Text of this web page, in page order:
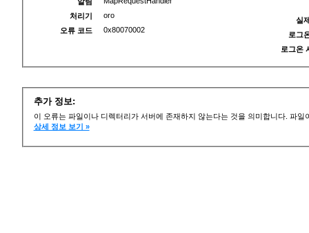
처리기
oro
오류 코드
0x80070002
실
로그
로그온
추가 정보:
이 오류는 파일이나 디렉터리가 서버에 존재하지 않는다는 것을 의미합니다. 파
상세 정보 보기 »